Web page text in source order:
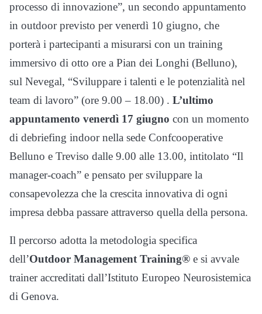
processo di innovazione”, un secondo appuntamento
in outdoor previsto per venerdì 10 giugno, che
porterà i partecipanti a misurarsi con un training
immersivo di otto ore a Pian dei Longhi (Belluno),
sul Nevegal, “Sviluppare i talenti e le potenzialità nel
team di lavoro” (ore 9.00 – 18.00) . L’ultimo
appuntamento venerdì 17 giugno con un momento
di debriefing indoor nella sede Confcooperative
Belluno e Treviso dalle 9.00 alle 13.00, intitolato “Il
manager-coach” e pensato per sviluppare la
consapevolezza che la crescita innovativa di ogni
impresa debba passare attraverso quella della persona.
Il percorso adotta la metodologia specifica
dell’Outdoor Management Training® e si avvale
trainer accreditati dall’Istituto Europeo Neurosistemica
di Genova.